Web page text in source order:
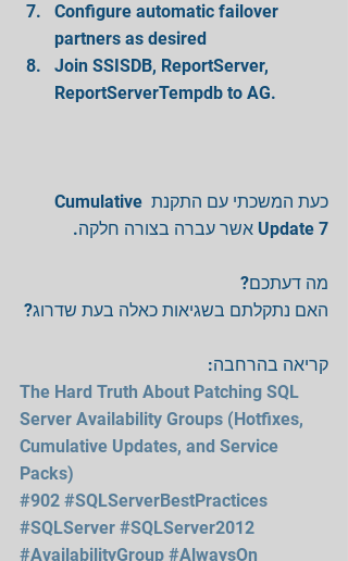
Configure automatic failover
partners as desired
Join SSISDB, ReportServer,
ReportServerTempdb to AG.
כעת המשכתי עם התקנת Cumulative
Update 7 אשר עברה בצורה חלקה.
מה דעתכם?
האם נתקלתם בשגיאות כאלה בעת שדרוג?
קריאה בהרחבה:
The Hard Truth About Patching SQL
Server Availability Groups (Hotfixes,
Cumulative Updates, and Service
Packs)
#902 #SQLServerBestPractices
#SQLServer #SQLServer2012
#AvailabilityGroup #AlwaysOn